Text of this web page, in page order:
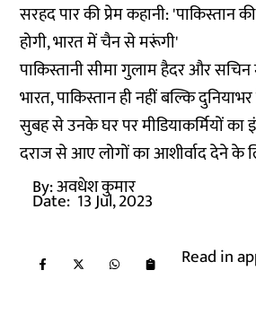
सरहद पार की प्रेम कहानी: 'पाकिस्तान
होगी, भारत में चैन से मरूंगी'
पाकिस्तानी सीमा गुलाम हैदर और सचिन
भारत, पाकिस्तान ही नहीं बल्कि
सुबह से उनके घर पर मीडियाकर्मियों का
दराज से आए लोगों का आशीर्वाद देने के
By:अवधेश कुमार
Date: 13 Jul, 2023
Read in